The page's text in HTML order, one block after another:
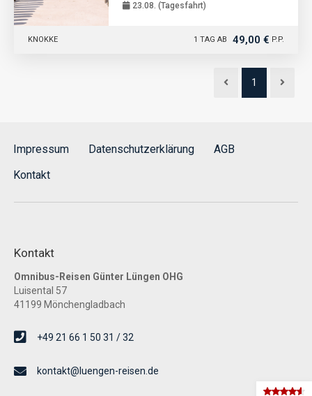
23.08. (Tagesfahrt)
1 TAG AB 49,00 € P.P.
KNOKKE
1
Impressum Datenschutzerklärung
AGB
Kontakt
Kontakt
Omnibus-Reisen Günter Lüngen OHG
Luisental 57
41199 Mönchengladbach
+49 21 66 1 50 31 / 32
kontakt@luengen-reisen.de